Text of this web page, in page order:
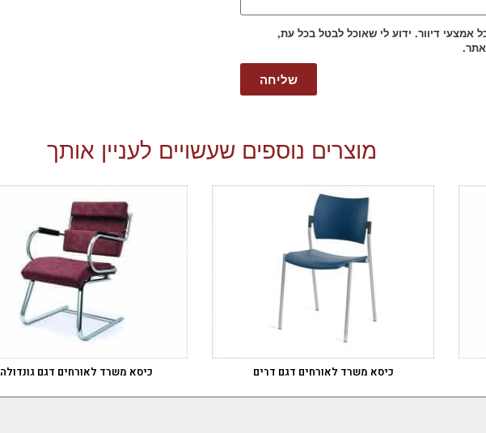
אמצעי דיוור. ידוע לי שאוכל לבטל בכל עת,
שליחה
מוצרים נוספים שעשויים לעניין אותך
כיסא משרד לאורחים דגם דרים כיסא משרד לאורחים דגם גונדולה